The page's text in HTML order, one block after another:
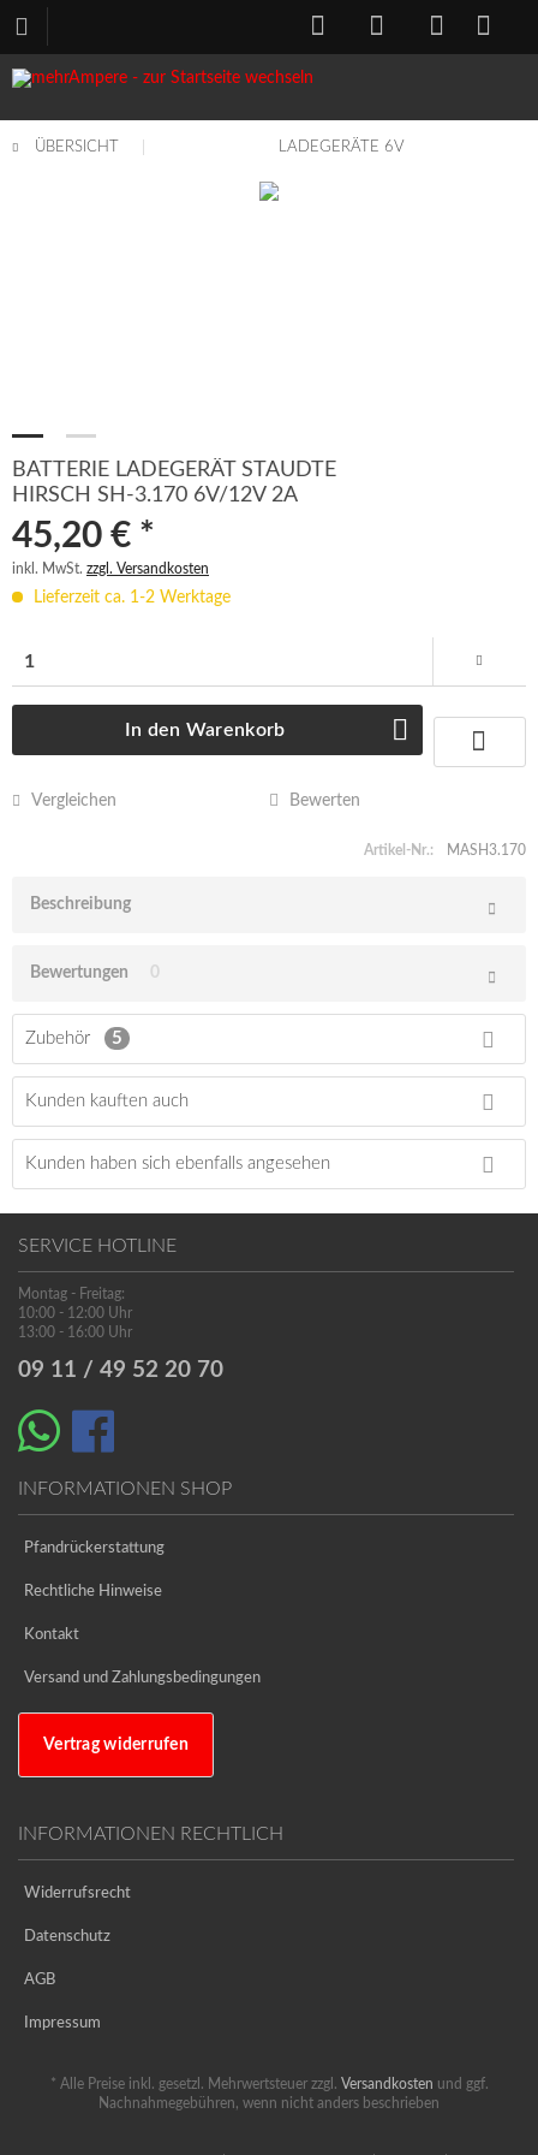
ÜBERSICHT LADEGERÄTE 6V
BATTERIE LADEGERÄT STAUDTE
HIRSCH SH-3.170 6V/12V 2A
45,20 € *
inkl. MwSt. zzgl. Versandkosten
Lieferzeit ca. 1-2 Werktage
In den Warenkorb
Vergleichen Bewerten
Artikel-Nr.: MASH3.170
Beschreibung
Bewertungen 0
Zubehör 5
Kunden kauften auch
Kunden haben sich ebenfalls angesehen
SERVICE HOTLINE
Montag - Freitag:
10:00 - 12:00 Uhr
13:00 - 16:00 Uhr
09 11 / 49 52 20 70
INFORMATIONEN SHOP
Pfandrückerstattung
Rechtliche Hinweise
Kontakt
Versand und Zahlungsbedingungen
Vertrag widerrufen
INFORMATIONEN RECHTLICH
Widerrufsrecht
Datenschutz
AGB
Impressum
* Alle Preise inkl. gesetzl. Mehrwertsteuer zzgl. Versandkosten und ggf.
Nachnahmegebühren, wenn nicht anders beschrieben